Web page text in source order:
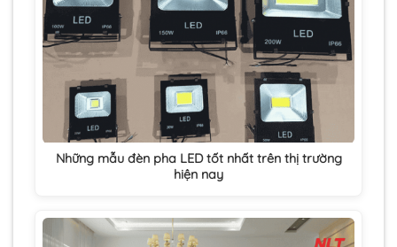
Những mẫu đèn pha LED tốt nhất trên thị trường
hiện nay